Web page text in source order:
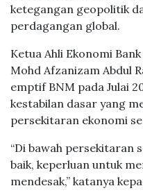
ketegangan geopolitik
perdagangan global.
Ketua Ahli Ekonomi
Mohd Afzanizam Abdul
emptif BNM pada Julai
kestabilan dasar yang
persekitaran ekonomi
“Di bawah persekitaran
baik, keperluan untuk
mendesak,” katanya